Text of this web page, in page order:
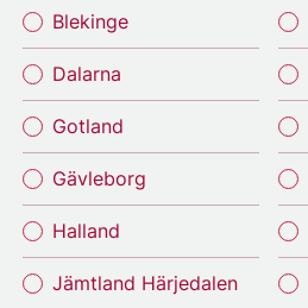
Blekinge
Dalarna
Gotland
Gävleborg
Halland
Jämtland Härjedalen